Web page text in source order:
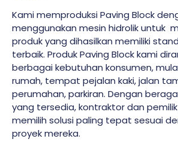
Kami memproduksi Paving Block
menggunakan mesin hidrolik untuk
produk yang dihasilkan memiliki
terbaik. Produk Paving Block kami
berbagai kebutuhan konsumen,
rumah, tempat pejalan kaki, jalan
perumahan, parkiran. Dengan
yang tersedia, kontraktor dan
memilih solusi paling tepat sesuai
proyek mereka.